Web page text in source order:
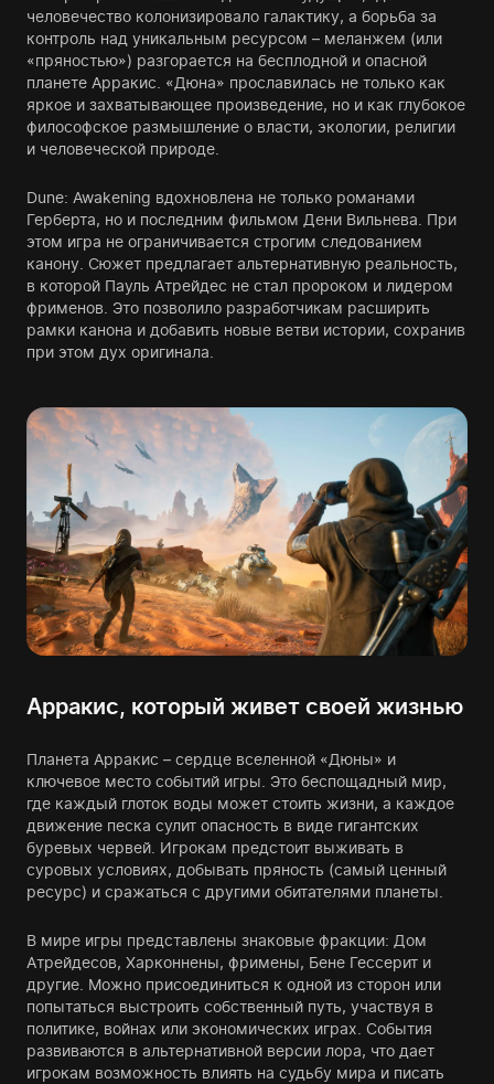
человечество колонизировало галактику, а борьба за
контроль над уникальным ресурсом – меланжем (или
«пряностью») разгорается на бесплодной и опасной
планете Арракис. «Дюна» прославилась не только как
яркое и захватывающее произведение, но и как глубокое
философское размышление о власти, экологии, религии
и человеческой природе.
Dune: Awakening вдохновлена не только романами
Герберта, но и последним фильмом Дени Вильнева. При
этом игра не ограничивается строгим следованием
канону. Сюжет предлагает альтернативную реальность,
в которой Пауль Атрейдес не стал пророком и лидером
фрименов. Это позволило разработчикам расширить
рамки канона и добавить новые ветви истории, сохранив
при этом дух оригинала.
Арракис, который живет своей жизнью
Планета Арракис – сердце вселенной «Дюны» и
ключевое место событий игры. Это беспощадный мир,
где каждый глоток воды может стоить жизни, а каждое
движение песка сулит опасность в виде гигантских
буревых червей. Игрокам предстоит выживать в
суровых условиях, добывать пряность (самый ценный
ресурс) и сражаться с другими обитателями планеты.
В мире игры представлены знаковые фракции: Дом
Атрейдесов, Харконнены, фримены, Бене Гессерит и
другие. Можно присоединиться к одной из сторон или
попытаться выстроить собственный путь, участвуя в
политике, войнах или экономических играх. События
развиваются в альтернативной версии лора, что дает
игрокам возможность влиять на судьбу мира и писать